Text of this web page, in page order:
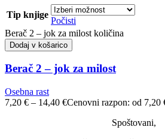
Tip knjige
Počisti
Berač 2 – jok za milost količina
Dodaj v košarico
Berač 2 – jok za milost
Osebna rast
7,20 € – 14,40 €Cenovni razpon: od 7,20
Spoštovani,